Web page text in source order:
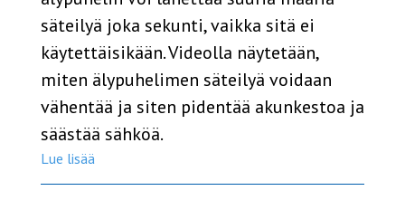
säteilyä joka sekunti, vaikka sitä ei
käytettäisikään. Videolla näytetään,
miten älypuhelimen säteilyä voidaan
vähentää ja siten pidentää akunkestoa ja
säästää sähköä.
Lue lisää